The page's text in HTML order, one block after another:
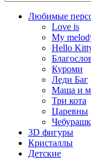
Любимые
Love is
My
Hello
Куроми
Леди Баг
Маша и
Три кота
Царевны
3D фигуры
Кристаллы
Детские